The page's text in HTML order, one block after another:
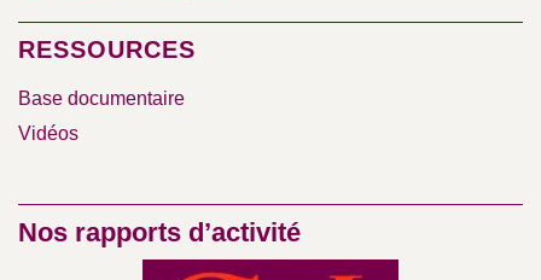
RESSOURCES
Base documentaire
Vidéos
Nos rapports d’activité